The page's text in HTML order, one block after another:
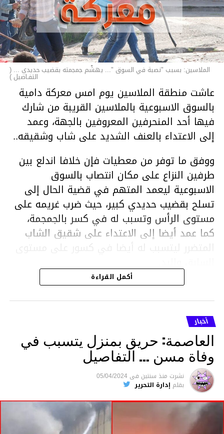
الملاسين: بسبب "نصبة في السوق "... يهشّم جمجمته بقضيب حديدي ... (
التفـاصيل )
عاشت منطقة الملاسين يوم امس معركة دامية
بالسوق الاسبوعية بالملاسين القريبة من شارك
فيها أحد المنحرفين المعروفين بالجهة، وعمد
إلى الاعتداء بالعنف الشديد على شاب وشقيقه..
ووفق ما توفر من معطيات فإن خلافا اندلع بين
طرفين النزاع على مكان انتصاب بالسوق
الاسبوعية ليعمد المتهم في قضية الحال إلى
تسلح بقضيب حديدي كبير، حيث ضرب غريمه على
مستوى الرأس وتسبب له في كسر بالجمجمة،
كما عمد أيضا إلى الاعتداء على شقيق الشاب
المتضرر ليتسبب له أيضا في كسور على مستوى
هذا وقد تمكن أعوان مركز الأمن الوطني بحي
هلال في توقيت قياسي من محاصرة المشتبه به
والقبض عليه وإحالته على التحقيق في خصوص
ما نُسبه إليه.
متابعة
قسم الاخبار
أكمل القراءة
أخبار
العاصمة: حريق بمنزل يتسبب في
وفاة مسن … التفاصيل
نشرت منذ سنتين فى 05/04/2024
بقلم إدارة التحرير